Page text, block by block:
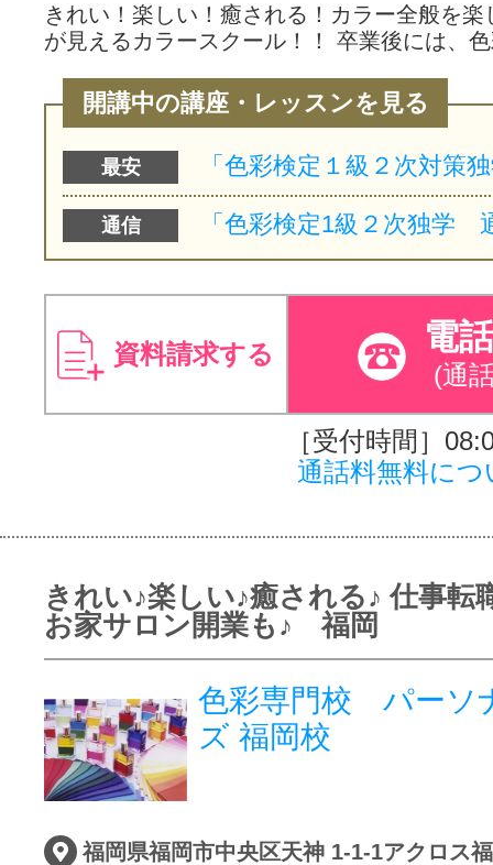
きれい！楽しい！癒される！カラー全般を
が見えるカラースクール！！ 卒業後には、
開講中の講座・レッスンを見る
最安
通信
資料請求する 電
(通
［受付時間］
通話料無料につ
きれい♪楽しい♪癒される♪ 仕事
お家サロン開業も♪ 福岡
色彩専門校 パーソ
ズ 福岡校
福岡県福岡市中央区天神 1-1-1アクロス